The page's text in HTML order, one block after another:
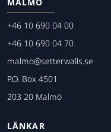
+46 10 690 04 00
+46 10 690 04 70
malmo@setterwalls.se
P.O. Box 4501
203 20 Malmö
LÄNKAR